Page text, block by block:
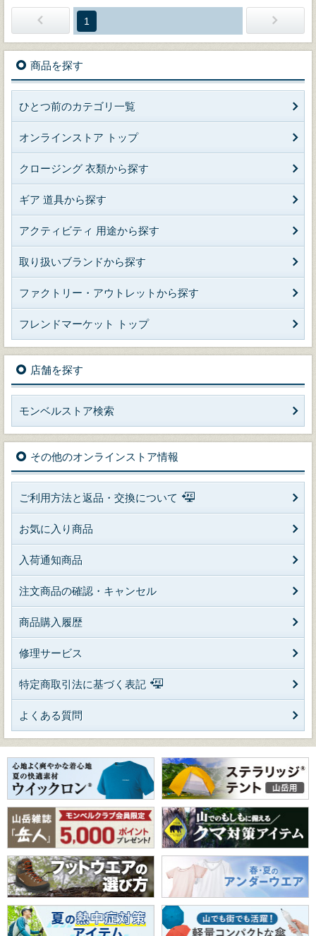
1
商品を探す
ひとつ前のカテゴリ一覧
オンラインストア トップ
クロージング 衣類から探す
ギア 道具から探す
アクティビティ 用途から探す
取り扱いブランドから探す
ファクトリー・アウトレットから探す
フレンドマーケット トップ
店舗を探す
モンベルストア検索
その他のオンラインストア情報
ご利用方法と返品・交換について
お気に入り商品
入荷通知商品
注文商品の確認・キャンセル
商品購入履歴
修理サービス
特定商取引法に基づく表記
よくある質問